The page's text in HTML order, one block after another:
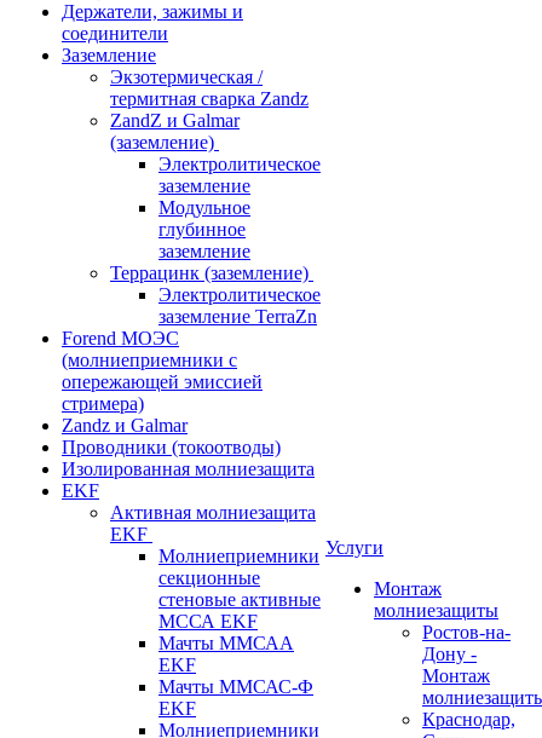
Держатели, зажимы и
соединители
Заземление
Экзотермическая /
термитная сварка Zandz
ZandZ и Galmar
(заземление)
Электролитическое
заземление
Модульное
глубинное
заземление
Террацинк (заземление)
Электролитическое
заземление TerraZn
Forend МОЭС
(молниеприемники с
опережающей эмиссией
стримера)
Zandz и Galmar
Проводники (токоотводы)
Изолированная молниезащита
EKF
Активная молниезащита
EKF
Молниеприемники
секционные
стеновые активные
МССА EKF
Мачты ММСАА
EKF
Мачты ММСАС-Ф
EKF
Молниеприемники
Услуги
Монтаж
молниезащиты
Ростов-на-
Дону -
Монтаж
Краснодар,